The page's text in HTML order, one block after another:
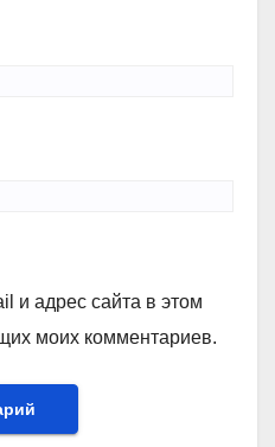
и адрес сайта в этом
моих комментариев.